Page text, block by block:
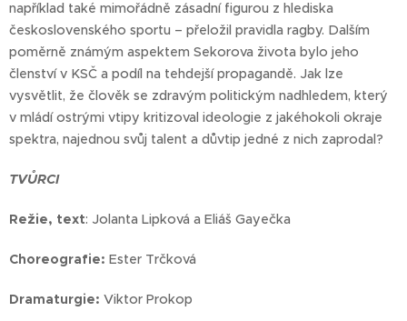
například také mimořádně zásadní figurou z hlediska
československého sportu – přeložil pravidla ragby. Dalším
poměrně známým aspektem Sekorova života bylo jeho
členství v KSČ a podíl na tehdejší propagandě. Jak lze
vysvětlit, že člověk se zdravým politickým nadhledem, který
v mládí ostrými vtipy kritizoval ideologie z jakéhokoli okraje
spektra, najednou svůj talent a důvtip jedné z nich zaprodal?
TVŮRCI
Režie, text: Jolanta Lipková a Eliáš Gayečka
Choreografie: Ester Trčková
Dramaturgie: Viktor Prokop